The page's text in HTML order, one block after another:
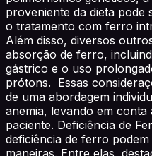
proveniente da dieta
o tratamento com ferro
Além disso, diversos
absorção de ferro,
gástrico e o uso
prótons. Essas
de uma abordagem
anemia, levando em conta
paciente. Deficiência de
deficiência de ferro
maneiras. Entre elas,